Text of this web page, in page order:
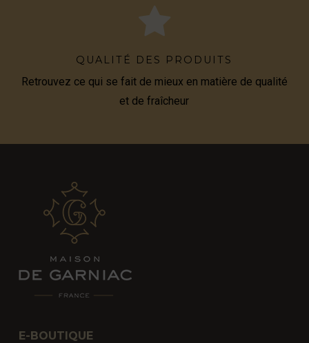
QUALITÉ DES PRODUITS
Retrouvez ce qui se fait de mieux en matière de qualité
et de fraîcheur
E-BOUTIQUE